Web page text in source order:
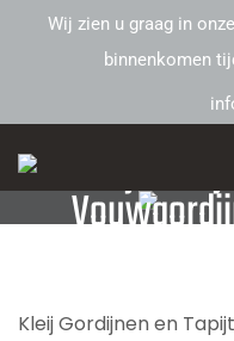
Wij zien u graag in
binnenkomen
Kleij
Kleij Gordijnen en